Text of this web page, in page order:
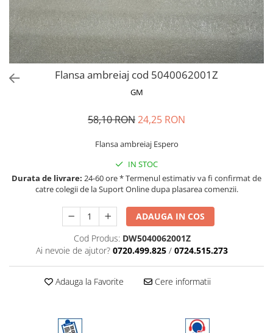
MOVANO
TIGRA-B 2004-2009
VECTRA-C 2002-2008
VIVARO
Mazda CX-80 KL
SX4 S-CROSS Hybrid 48V 2020-
prezent
S-CROSS HYBRID 48V 2022-prezent
VITARA 2015-prezent
VITARA Hybrid 48V 2020-prezent
SPARK M300 2010-2018
Flansa ambreiaj cod 5040062001Z
GM
58,10 RON24,25 RON
Flansa ambreiaj Espero
IN STOC
Durata de livrare: 24-60 ore * Termenul estimativ va fi confirmat de
catre colegii de la Suport Online dupa plasarea comenzii.
ADAUGA IN COS
Cod Produs: DW5040062001Z
Ai nevoie de ajutor? 0720.499.825 / 0724.515.273
Adauga la Favorite Cere informatii